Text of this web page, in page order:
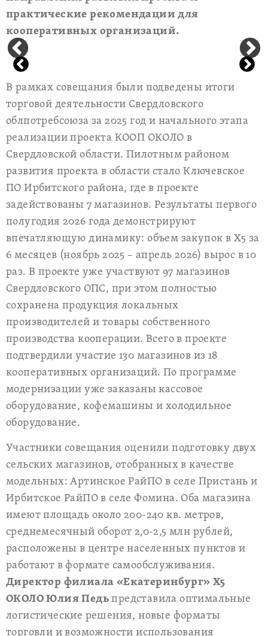
практические рекомендации для
кооперативных организаций.
В рамках совещания были подведены итоги
торговой деятельности Свердловского
облпотребсоюза за 2025 год и начального этапа
реализации проекта КООП ОКОЛО в
Свердловской области. Пилотным районом
развития проекта в области стало Ключевское
ПО Ирбитского района, где в проекте
задействованы 7 магазинов. Результаты первого
полугодия 2026 года демонстрируют
впечатляющую динамику: объем закупок в Х5 за
6 месяцев (ноябрь 2025 – апрель 2026) вырос в 10
раз. В проекте уже участвуют 97 магазинов
Свердловского ОПС, при этом полностью
сохранена продукция локальных
производителей и товары собственного
производства кооперации. Всего в проекте
подтвердили участие 130 магазинов из 18
кооперативных организаций. По программе
модернизации уже заказаны кассовое
оборудование, кофемашины и холодильное
оборудование.
Участники совещания оценили подготовку двух
сельских магазинов, отобранных в качестве
модельных: Артинское РайПО в селе Пристань и
Ирбитское РайПО в селе Фомина. Оба магазина
имеют площадь около 200-240 кв. метров,
среднемесячный оборот 2,0-2,5 млн рублей,
расположены в центре населенных пунктов и
работают в формате самообслуживания.
Директор филиала «Екатеринбург» Х5
ОКОЛО Юлия Педьпредставила оптимальные
логистические решения, новые форматы
торговли и возможности использования